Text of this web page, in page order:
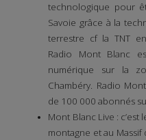
technologique pour
Savoie grâce à la
terrestre cf la TNT
Radio Mont Blanc
numérique sur la
Chambéry. Radio
de 100 000 abonnés
Mont Blanc Live :
montagne et au